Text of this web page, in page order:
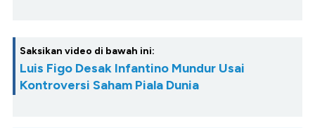
Saksikan video di bawah ini:
Luis Figo Desak Infantino Mundur Usai
Kontroversi Saham Piala Dunia